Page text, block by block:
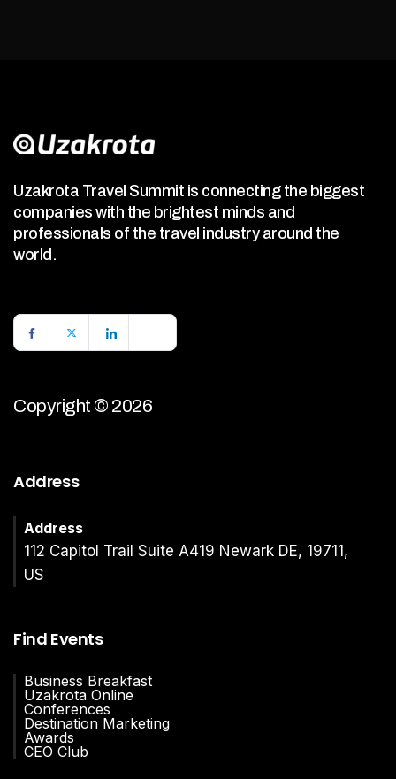
Uzakrota Travel Summit is connecting the biggest
companies with the brightest minds and
professionals of the travel industry around the
world.
Copyright © 2026
Address
Address
112 Capitol Trail Suite A419 Newark DE, 19711,
US
Find Events
Business Breakfast
Uzakrota Online
Conferences
Destination Marketing
Awards
CEO Club